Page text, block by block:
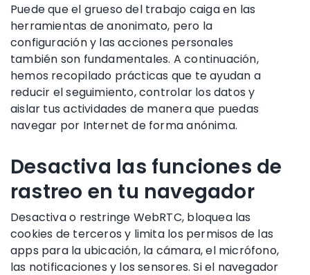
Puede que el grueso del trabajo caiga en las
herramientas de anonimato, pero la
configuración y las acciones personales
también son fundamentales. A continuación,
hemos recopilado prácticas que te ayudan a
reducir el seguimiento, controlar los datos y
aislar tus actividades de manera que puedas
navegar por Internet de forma anónima.
Desactiva las funciones de
rastreo en tu navegador
Desactiva o restringe WebRTC, bloquea las
cookies de terceros y limita los permisos de las
apps para la ubicación, la cámara, el micrófono,
las notificaciones y los sensores. Si el navegador